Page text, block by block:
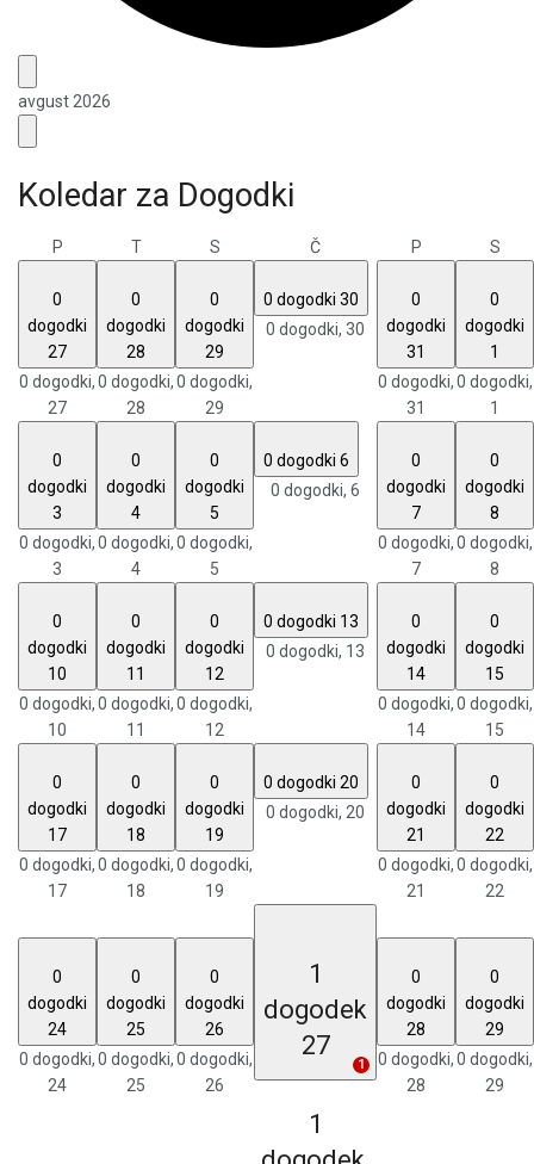
avgust 2026
Koledar za Dogodki
P T S Č P S
0
dogodki
27
0 dogodki,
27
0
dogodki
28
0 dogodki,
28
0
dogodki
29
0 dogodki,
29
0 dogodki 30
0 dogodki, 30
0
dogodki
31
0 dogodki,
31
0
dogodki
1
0 dogodki,
1
0
dogodki
3
0 dogodki,
3
0
dogodki
4
0 dogodki,
4
0
dogodki
5
0 dogodki,
5
0 dogodki 6
0 dogodki, 6
0
dogodki
7
0 dogodki,
7
0
dogodki
8
0 dogodki,
8
0
dogodki
10
0 dogodki,
10
0
dogodki
11
0 dogodki,
11
0
dogodki
12
0 dogodki,
12
0 dogodki 13
0 dogodki, 13
0
dogodki
14
0 dogodki,
14
0
dogodki
15
0 dogodki,
15
0
dogodki
17
0 dogodki,
17
0
dogodki
18
0 dogodki,
18
0
dogodki
19
0 dogodki,
19
0 dogodki 20
0 dogodki, 20
0
dogodki
21
0 dogodki,
21
0
dogodki
22
0 dogodki,
22
0
dogodki
24
0 dogodki,
24
0
dogodki
25
0 dogodki,
25
0
dogodki
26
0 dogodki,
26
1
dogodek
27
1
1
0
dogodki
28
0 dogodki,
28
0
dogodki
29
0 dogodki,
29